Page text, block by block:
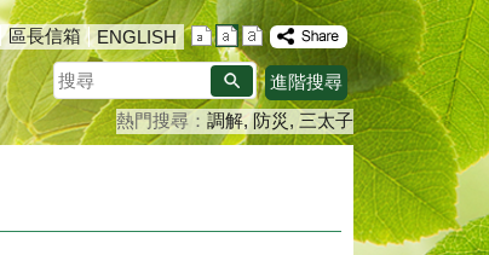
區長信箱
ENGLISH
搜
尋
進階搜尋
熱門搜尋： 調解 防災
三太子